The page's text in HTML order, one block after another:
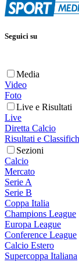
Seguici su
Media
Video
Foto
Live e Risultati
Live
Diretta Calcio
Risultati e
Sezioni
Calcio
Mercato
Serie A
Serie B
Coppa Italia
Champions League
Europa League
Conference League
Calcio Estero
Supercoppa Italiana